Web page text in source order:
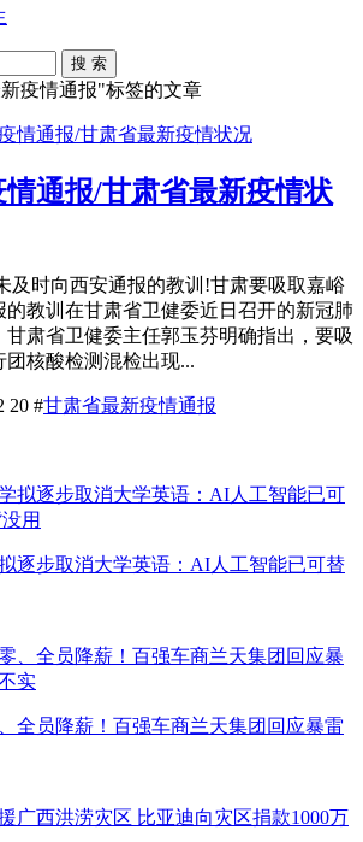
搜 索
疫情通报"标签的文章
通报/甘肃省最新疫情状
及时向西安通报的教训!甘肃要吸取嘉峪
的教训在甘肃省卫健委近日召开的新冠肺
肃省卫健委主任郭玉芬明确指出，要吸
核酸检测混检出现...
20 #甘肃省最新疫情通报
逐步取消大学英语：AI人工智能已可替
全员降薪！百强车商兰天集团回应暴雷